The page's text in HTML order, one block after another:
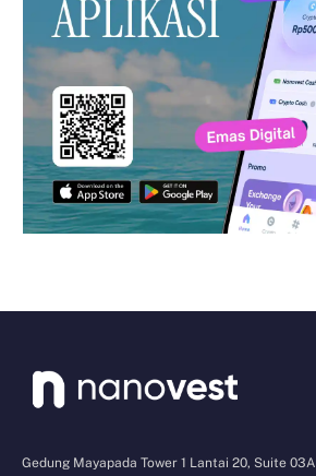
Gedung Mayapada Tower 1 Lantai 20, Suite 03A